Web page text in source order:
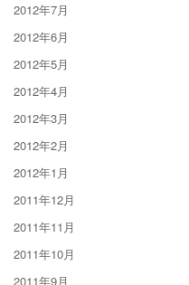
2012年7月
2012年6月
2012年5月
2012年4月
2012年3月
2012年2月
2012年1月
2011年12月
2011年11月
2011年10月
2011年9月